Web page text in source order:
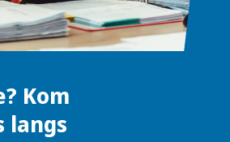
Kom
langs